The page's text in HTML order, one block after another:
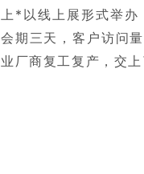
上*以线上展形式举办
会期三天，客户访问
业厂商复工复产，交